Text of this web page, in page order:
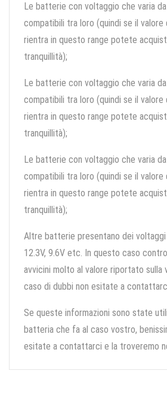
Le batterie con voltaggio che varia
compatibili tra loro (quindi se il
rientra in questo range potete
tranquillità);
Le batterie con voltaggio che varia
compatibili tra loro (quindi se il
rientra in questo range potete
tranquillità);
Le batterie con voltaggio che varia
compatibili tra loro (quindi se il
rientra in questo range potete
tranquillità);
Altre batterie presentano dei
12.3V, 9.6V etc. In questo caso
avvicini molto al valore riportato sulla
caso di dubbi non esitate a
Se queste informazioni sono state
batteria che fa al caso vostro,
esitate a contattarci e la troveremo